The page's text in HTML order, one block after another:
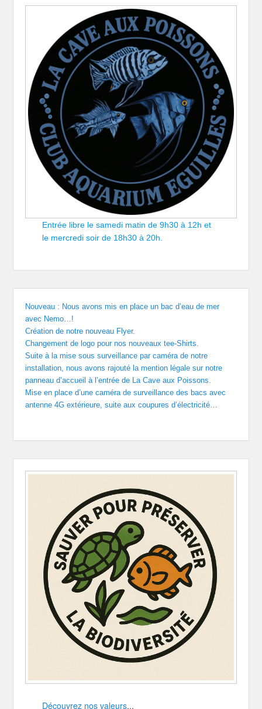
Entrée libre le samedi matin de 9h30 à 12h et
le mercredi soir de 18h30 à 20h.
Nouveau : Nous avons mis en place un bac d’eau de mer
avec Nemo…!
Création de notre nouveau Flyer.
Changement de logo pour nos nouveaux tee-Shirts.
Suite à la mise sous surveillance par caméra de notre
installation, nous avons rajouté la mention légale sur notre
panneau d’accueil à l’entrée de La Cave aux Poissons.
Mise en place d’une caméra de surveillance des bacs avec
antenne 4G extérieure, suite aux coupures d’électricité…
Découvrez nos valeurs...